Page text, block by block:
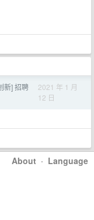
新] 招聘
2021 年 1 月
12 日
About · Language